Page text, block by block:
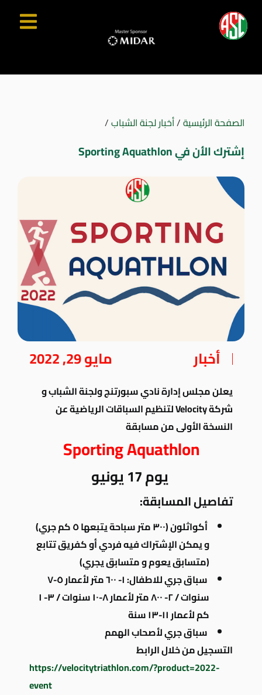
الصفحة الرئيسية/أخبار لجنة الشباب/
إشترك الأن في Sporting Aquathlon
أخبار مايو 29, 2022
يعلن مجلس إدارة نادي سبورتنج ولجنة الشباب و
شركة Velocity لتنظيم السباقات الرياضية عن
النسخة الأولى من مسابقة
Sporting Aquathlon
يوم 17 يونيو
تفاصيل المسابقة:
أكواثلون (٣٠٠ متر سباحة يتبعها ٥ كم جري)
و يمكن الإشتراك فيه فردي أو كفريق تتابع
(متسابق يعوم و متسابق يجري)
سباق جري للاطفال: ١-
٦٠٠ متر لأعمار ٥-٧
سنوات / ٢-
٨٠٠ متر لأعمار ٨-١٠ سنوات / ٣-
١
كم لأعمار ١١-١٣ سنة
سباق جري لأصحاب الهمم
التسجيل من خلال الرابط
https://velocitytriathlon.com/?product=2022-
event